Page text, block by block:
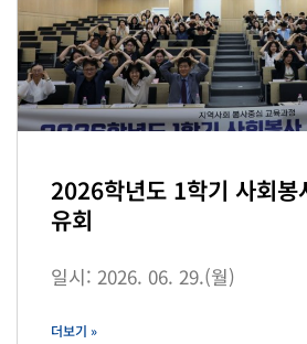
2026학년도 1학기 사회봉
유회
일시: 2026. 06. 29.(월)
더보기 »